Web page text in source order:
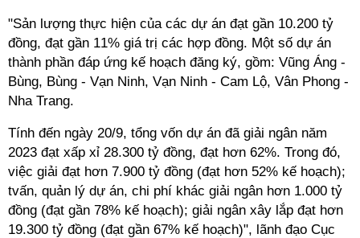
"Sản lượng thực hiện của các dự án đạt gần 10.200 tỷ
đồng, đạt gần 11% giá trị các hợp đồng. Một số dự án
thành phần đáp ứng kế hoạch đăng ký, gồm: Vũng Áng -
Bùng, Bùng - Vạn Ninh, Vạn Ninh - Cam Lộ, Vân Phong -
Nha Trang.
Tính đến ngày 20/9, tổng vốn dự án đã giải ngân năm
2023 đạt xấp xỉ 28.300 tỷ đồng, đạt hơn 62%. Trong đó,
việc giải đạt hơn 7.900 tỷ đồng (đạt hơn 52% kế hoạch);
tvấn, quản lý dự án, chi phí khác giải ngân hơn 1.000 tỷ
đồng (đạt gần 78% kế hoạch); giải ngân xây lắp đạt hơn
19.300 tỷ đồng (đạt gần 67% kế hoạch)", lãnh đạo Cục